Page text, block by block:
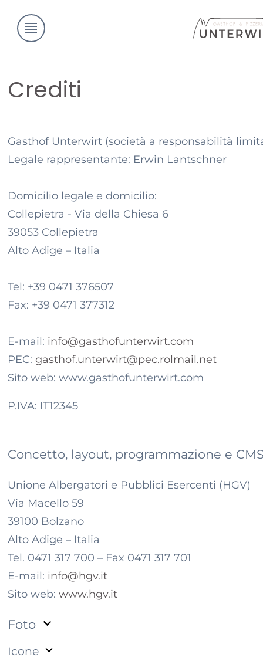
Crediti
Gasthof Unterwirt (società a responsabilità
Legale rappresentante: Erwin Lantschner
Domicilio legale e domicilio:
Collepietra - Via della Chiesa 6
39053 Collepietra
Alto Adige – Italia
Tel: +39 0471 376507
Fax: +39 0471 377312
E-mail: info@gasthofunterwirt.com
PEC: gasthof.unterwirt@pec.rolmail.net
Sito web:www.gasthofunterwirt.com
P.IVA: IT12345
Concetto, layout, programmazione e
Unione Albergatori e Pubblici Esercenti (HGV)
Via Macello 59
39100 Bolzano
Alto Adige – Italia
Tel. 0471 317 700 – Fax 0471 317 701
E-mail: info@hgv.it
Sito web: www.hgv.it
Foto
Icone